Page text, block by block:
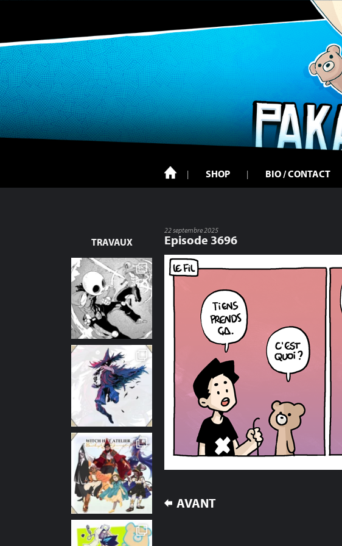
SHOP BIO / CONTACT
TRAVAUX
22 septembre 2025
Episode 3696
NAVIGATION
AVANT